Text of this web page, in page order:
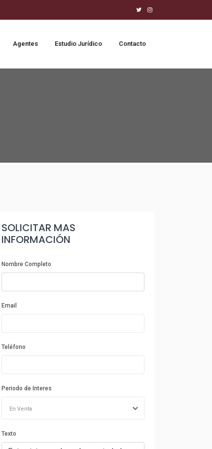
Agentes Estudio Jurídico Contacto
SOLICITAR MAS
INFORMACIÓN
Nombre Completo
Email
Teléfono
Periodo de Interes
En Venta
Texto